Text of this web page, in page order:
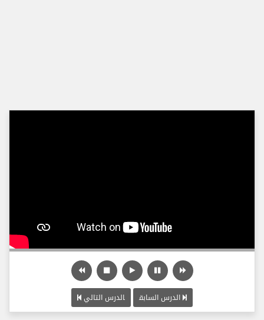
الدرس السابق الدرس التالي